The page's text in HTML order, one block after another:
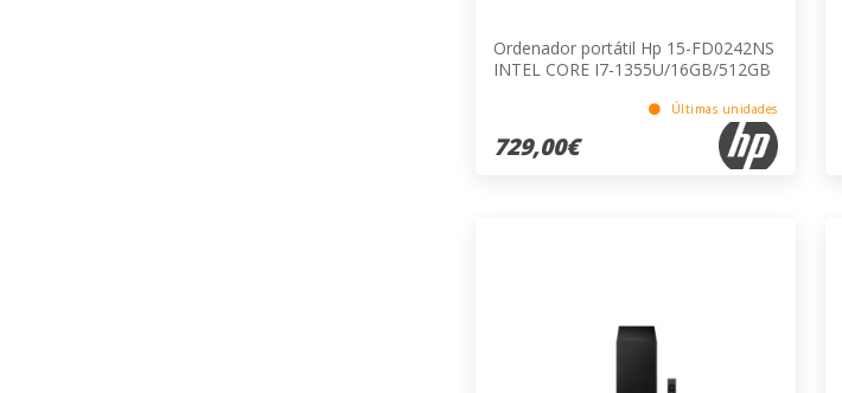
Ordenador portátil Hp 15-FD0242NS
INTEL CORE I7-1355U/16GB/512GB
Últimas unidades
729,00€